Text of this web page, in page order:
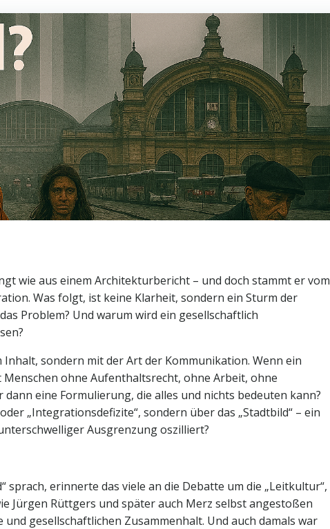
wie aus einem Architekturbericht – und doch stammt er vom
Was folgt, ist keine Klarheit, sondern ein Sturm der
Problem? Und warum wird ein gesellschaftlich
sondern mit der Art der Kommunikation. Wenn ein
ohne Aufenthaltsrecht, ohne Arbeit, ohne
eine Formulierung, die alles und nichts bedeuten kann?
„Integrationsdefizite“, sondern über das „Stadtbild“ – ein
Ausgrenzung oszilliert?
sprach, erinnerte das viele an die Debatte um die „Leitkultur“,
Jürgen Rüttgers und später auch Merz selbst angestoßen
gesellschaftlichen Zusammenhalt. Und auch damals war